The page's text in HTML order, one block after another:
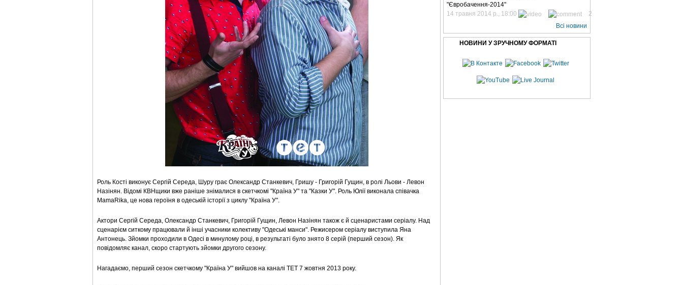
Роль Кості виконує Сергій Середа, Шуру грає Олександр Станкевич, Гришу - Григорій Гущин, в ролі Льови - Левон
Назінян. Відомі КВНщики вже раніше знімалися в скетчкомі "Країна У" та "Казки У". Роль Юлії виконала співачка
MamaRika, це нова героїня в одеській історії з циклу "Країна У".
Актори Сергій Середа, Олександр Станкевич, Григорій Гущин, Левон Назінян також є й сценаристами серіалу. Над
сценарієм ситкому працювали й інші учасники колективу "Одеські манси". Режисером серіалу виступила Яна
Антонець. Зйомки проходили в Одесі в минулому році, в результаті було знято 8 серій (перший сезон). Як
повідомляє канал, скоро стартують зйомки другого сезону.
Нагадаємо, перший сезон скетчкому "Країна У" вийшов на каналі ТЕТ 7 жовтня 2013 року.
"Євробачення-2014"
14 травня 2014 р., 18:00
2
Всі новини
НОВИНИ У ЗРУЧНОМУ ФОРМАТІ